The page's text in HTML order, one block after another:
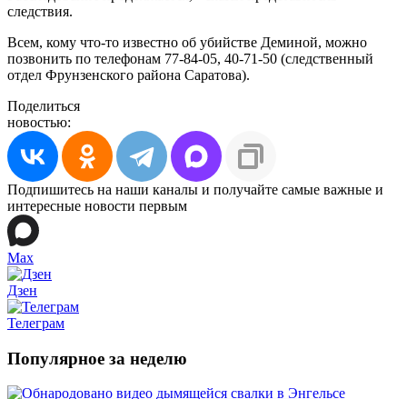
следствия.
Всем, кому что-то известно об убийстве Деминой, можно
позвонить по телефонам 77-84-05, 40-71-50 (следственный
отдел Фрунзенского района Саратова).
Поделиться
новостью:
Подпишитесь на наши каналы и получайте самые важные и
интересные новости первым
Max
Дзен
Телеграм
Популярное за неделю